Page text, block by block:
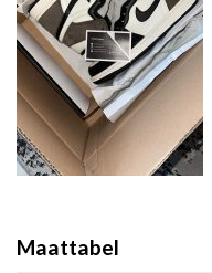
Maattabel